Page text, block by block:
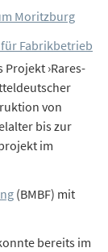
Moritzburg
Fabrikbetrieb
Projekt ›Rares-
von
bis zur
im
(BMBF) mit
bereits im